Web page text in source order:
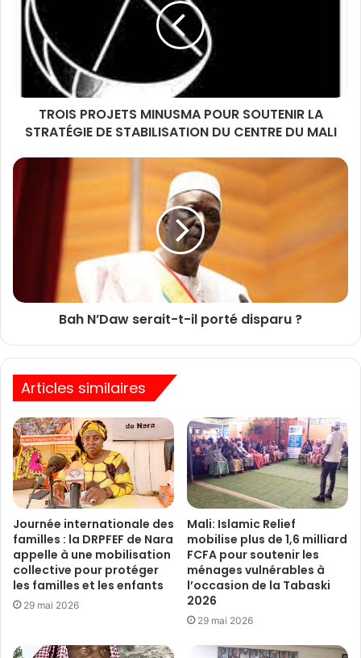
TROIS PROJETS MINUSMA POUR SOUTENIR LA
STRATÉGIE DE STABILISATION DU CENTRE DU MALI
Bah N’Daw serait-t-il porté disparu ?
Articles similaires
Journée internationale des
familles : la DRPFEF de Nara
appelle à une mobilisation
collective pour protéger
les familles et les enfants
29 mai 2026
Mali: Islamic Relief
mobilise plus de 1,6 milliard
FCFA pour soutenir les
ménages vulnérables à
l’occasion de la Tabaski
2026
29 mai 2026